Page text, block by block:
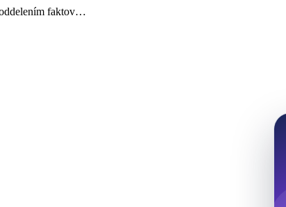
oddelením faktov…